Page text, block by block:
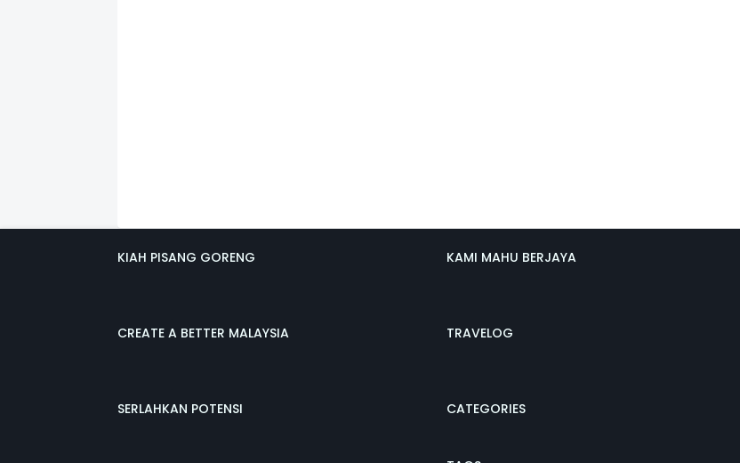
KIAH PISANG GORENG
CREATE A BETTER MALAYSIA
SERLAHKAN POTENSI
KAMI MAHU BERJAYA
TRAVELOG
CATEGORIES